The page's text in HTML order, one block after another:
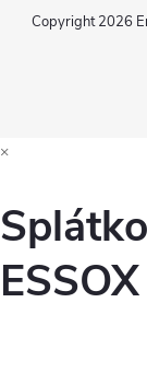
Copyright 2026
×
ESSOX